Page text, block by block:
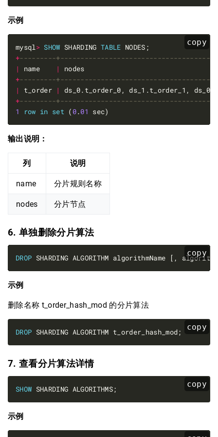
示例
copy
mysql> SHOW SHARDING TABLE
+
|
name |
+
|
t_order |
ds_0.t_order_0, ds_1.t_order_1,
+
1
row in set ( 0.01
输出说明：
列 说明
name 分片规则名称
nodes 分片节点
6. 单独删除分片算法
copy
DROP
示例
删除名称 t_order_hash_mod 的分片算法
copy
DROP
7. 查看分片算法详情
copy
SHOW
示例